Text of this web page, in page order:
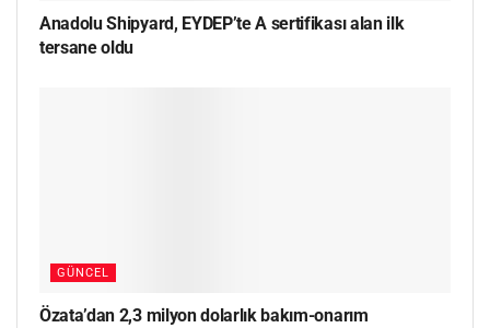
Anadolu Shipyard, EYDEP’te A sertifikası alan ilk
tersane oldu
GÜNCEL
Özata’dan 2,3 milyon dolarlık bakım-onarım